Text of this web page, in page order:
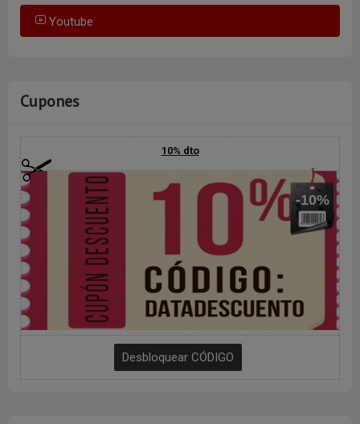
Youtube
Cupones
10% dto
-10%